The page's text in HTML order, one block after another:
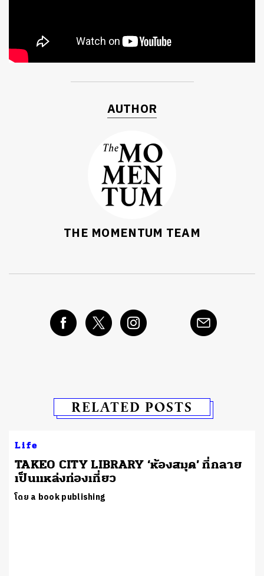
AUTHOR
THE MOMENTUM TEAM
RELATED POSTS
Life
TAKEO CITY LIBRARY ‘ห้องสมุด’ ที่กลาย
เป็นแหล่งท่องเที่ยว
โดย a book publishing
TWEET LINE